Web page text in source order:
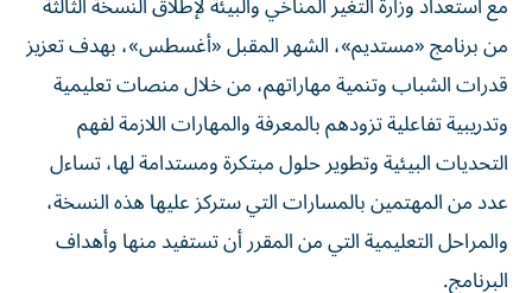
من برنامج «مستديم»، الشهر المقبل «أغسطس»، بهدف تعزيز
قدرات الشباب وتنمية مهاراتهم، من خلال منصات تعليمية
وتدريبية تفاعلية تزودهم بالمعرفة والمهارات اللازمة لفهم
التحديات البيئية وتطوير حلول مبتكرة ومستدامة لها، تساءل
عدد من المهتمين بالمسارات التي ستركز عليها هذه النسخة،
والمراحل التعليمية التي من المقرر أن تستفيد منها وأهداف
البرنامج.